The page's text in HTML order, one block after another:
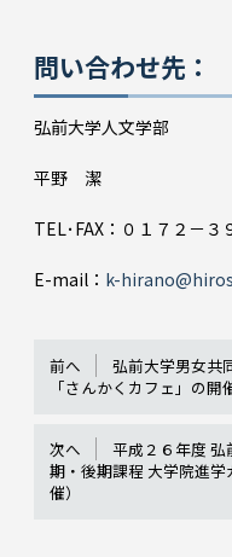
問い合わせ先：
弘前大学人文学部
平野 潔
TEL･FAX：０１７２－３
E-mail： k-
前へ
弘前大学男女共
「さんかくカフェ」の開
次へ
平成２６年度
期・後期課程 大学院進
催）